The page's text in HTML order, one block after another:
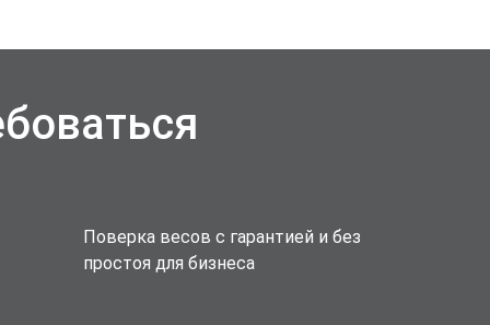
Поверка весов с гарантией и без
простоя для бизнеса